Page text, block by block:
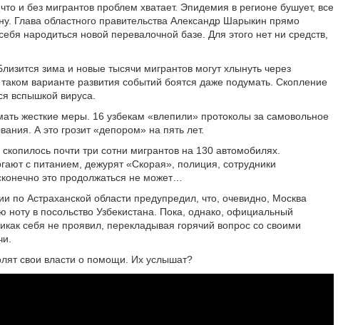
и без мигрантов проблем хватает. Эпидемия в регионе бушует, все
Глава областного правительства Александр Шарыкин прямо
народиться новой перевалочной базе. Для этого нет ни средств,
зима и новые тысячи мигрантов могут хлынуть через
варианте развития событий боятся даже подумать. Скопление
вспышкой вируса.
жесткие меры. 16 узбекам «влепили» протоколы за самовольное
А это грозит «депором» на пять лет.
почти три сотни мигрантов на 130 автомобилях.
с питанием, дежурят «Скорая», полиция, сотрудники
это продолжаться не может…
по Астраханской области предупредил, что, очевидно, Москва
ноту в посольство Узбекистана. Пока, однако, официальный
себя не проявил, перекладывая горячий вопрос со своими
свои власти о помощи. Их услышат?